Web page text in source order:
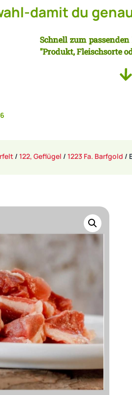
damit du
Schnell zum
"Produkt, Fleischsorte
/ 122, Geflügel / 1223 Fa. Barfgold /